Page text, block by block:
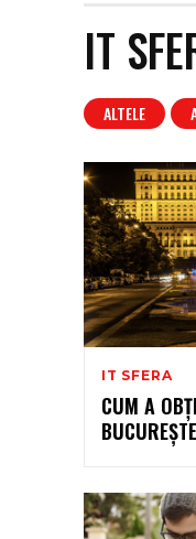
IT
ALTELE
IT SFERA
CUM A